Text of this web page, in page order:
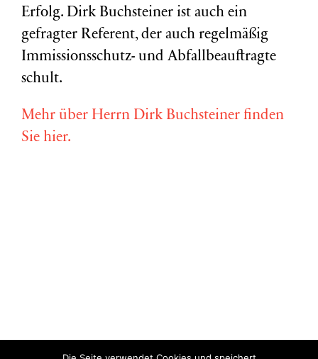
Erfolg. Dirk Buchsteiner ist auch ein
gefragter Referent, der auch regelmäßig
Immissionsschutz- und Abfallbeauftragte
schult.
Mehr über Herrn Dirk Buchsteiner finden
Sie hier.